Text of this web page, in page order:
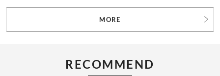
MORE
RECOMMEND